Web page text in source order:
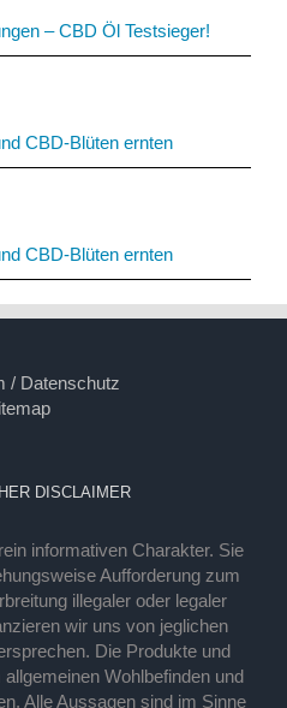
– CBD Öl Testsieger!
CBD-Blüten ernten
CBD-Blüten ernten
/ Datenschutz
DISCLAIMER
informativen Charakter. Sie
Aufforderung zum
illegaler oder legaler
wir uns von jeglichen
Die Produkte und
Wohlbefinden und
Alle Aussagen sind im Sinne